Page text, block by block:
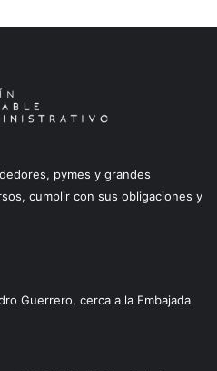
pymes y grandes
cumplir con sus obligaciones y
Guerrero, cerca a la Embajada